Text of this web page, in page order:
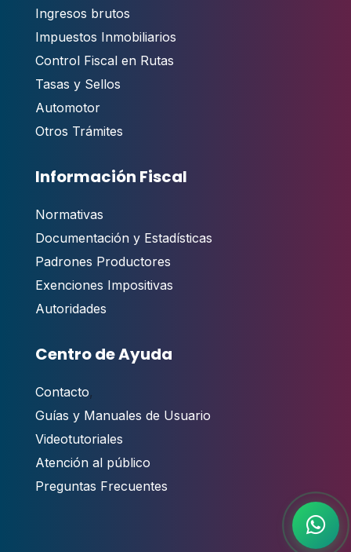
Ingresos brutos
Impuestos Inmobiliarios
Control Fiscal en Rutas
Tasas y Sellos
Automotor
Otros Trámites
Información Fiscal
Normativas
Documentación y Estadísticas
Padrones Productores
Exenciones Impositivas
Autoridades
Centro de Ayuda
Contacto,
Guías y Manuales de Usuario
Videotutoriales
Atención al público
Preguntas Frecuentes